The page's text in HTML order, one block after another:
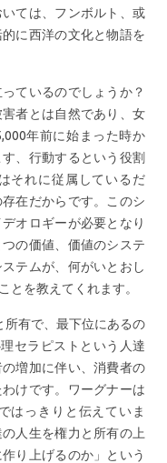
ては、フンボルト、或
に西洋の文化と物語を
ているのでしょうか？
者とは自然であり、女
年前に始まった時か
、行動するという役割
それに従属しているだ
在だからです。このシ
オロギーが必要となり
の価値、価値のシステ
テムが、何がいとおし
とを教えてくれます。
所有で、最下位にあるの
セラピストという人達
増加に伴い、消費者の
けです。ワーグナーは
はっきりと伝えていま
人生を権力と所有の上
り上げるのか」という